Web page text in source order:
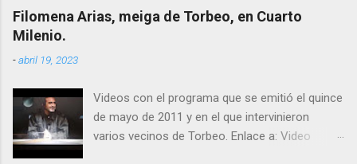
excelente difusora del nombre de nuestro
pueblo, no en vano es reconocida por muchos
mención a ANTON PATIÑO REGUEIRA (ya
fallecido) cuyo empeño por estudiar y dar a
conocer a esta “sabia” y por ende a Torbeo no
Filomena Arias, meiga de Torbeo, en Cuarto
Milenio.
-abril 19, 2023
Videos con el programa que se emitió el quince
de mayo de 2011 y en el que intervinieron
varios vecinos de Torbeo. Enlace a: Video